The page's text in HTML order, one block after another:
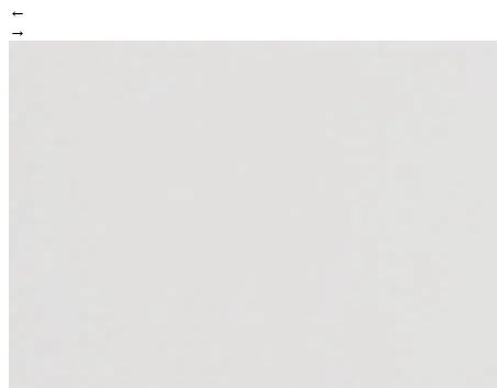
←
→